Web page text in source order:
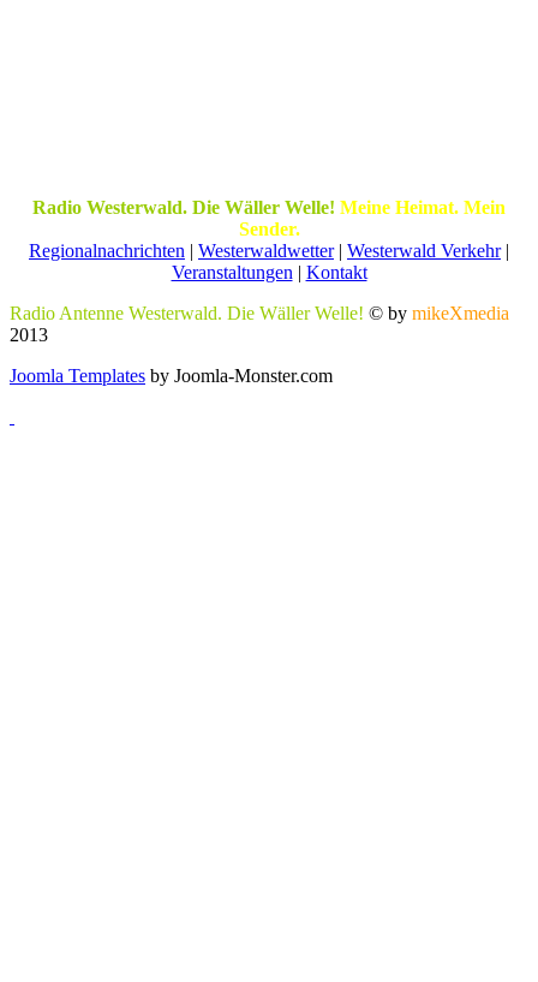
Radio Westerwald. Die Wäller Welle! Meine Heimat. Mein
Sender.
Regionalnachrichten | Westerwaldwetter| Westerwald Verkehr|
Veranstaltungen | Kontakt
Radio Antenne Westerwald. Die Wäller Welle! © by mikeXmedia
2013
Joomla Templates by Joomla-Monster.com